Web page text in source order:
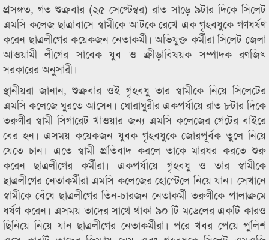
প্রসঙ্গত, গত শুক্রবার (২৫ সেপ্টেম্বর) রাত সাড়ে ৯টার দিকে সিলেট
এমসি কলেজ ছাত্রাবাসে স্বামীকে আটকে রেখে এক গৃহবধুকে গণধর্ষণ
করেন ছাত্রলীগের কয়েকজন নেতাকর্মী। অভিযুক্ত কর্মীরা সিলেট জেলা
আওয়ামী লীগের সাবেক যুব ও ক্রীড়াবিষয়ক সম্পাদক রণজিৎ
সরকারের অনুসারী।
স্থানীয়রা জানান, শুক্রবার ওই গৃহবধু তার স্বামীকে নিয়ে সিলেটের
এমসি কলেজে ঘুরতে আসেন। ঘোরাঘুরীর একপর্যায়ে রাত ৮টার দিকে
তরুণীর স্বামী সিগারেট খাওয়ার জন্য এমসি কলেজের গেটের বাইরে
বের হন। এসময় কয়েকজন যুবক গৃহবধুকে জোরপূর্বক তুলে নিয়ে
যেতে চান। এতে স্বামী প্রতিবাদ করলে তাকে মারধর করতে শুরু
করেন ছাত্রলীগের কর্মীরা। একপর্যায়ে গৃহবধু ও তার স্বামীকে
ছাত্রলীগের নেতাকর্মীরা এমসি কলেজের হোস্টেলে নিয়ে যান। সেখানে
স্বামীকে বেঁধে ছাত্রলীগের তিন-চারজন নেতাকর্মী তরুণীকে পালাক্রমে
ধর্ষণ করেন। এসময় তাদের সাথে থাকা ৯০ টি মডেলের একটি কারও
ছিনিয়ে নিয়ে যান ছাত্রলীগের নেতাকর্মীরা। পরে খবর পেয়ে পুলিশ